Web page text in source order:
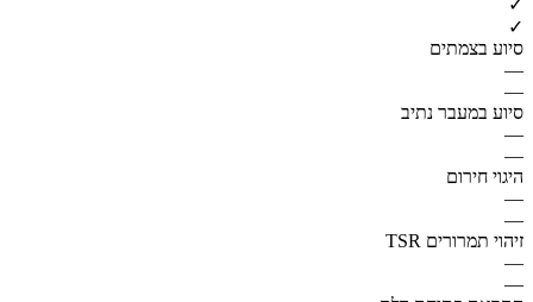
✓
סיוע בצמתים
—
—
סיוע במעבר נתיב
—
—
היגוי חירום
—
—
זיהוי תמרורים TSR
—
—